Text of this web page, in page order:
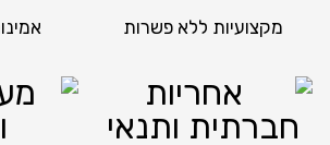
מקצועיות ללא פשרות